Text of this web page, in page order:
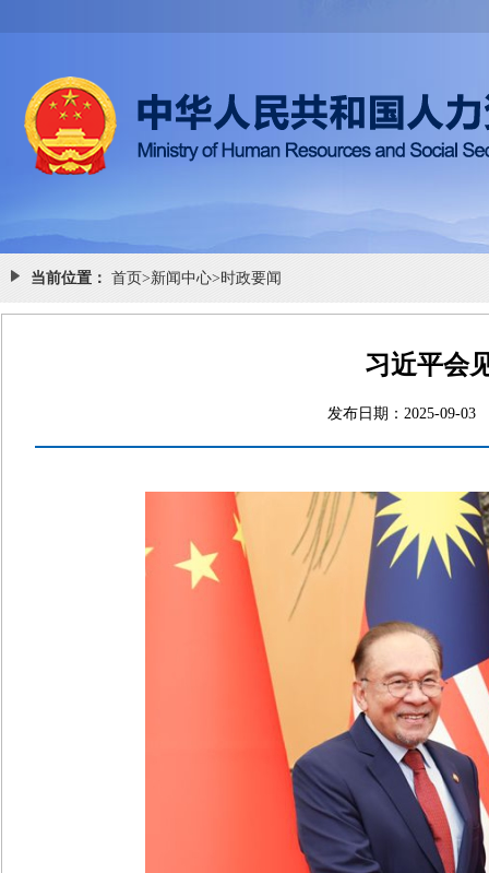
当前位置： 首页>新闻中心>时政要闻
习近平会
发布日期：